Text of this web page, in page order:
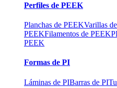
Perfiles de PEEK
Planchas de PEEKVarillas
PEEKFilamentos de PEEK
PEEK
Formas de PI
Láminas de PIBarras de PI